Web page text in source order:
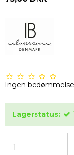
Ingen bedømmelse
Lagerstatus: